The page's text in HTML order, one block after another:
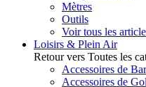
Mètres
Outils
Voir tous les
Loisirs & Plein Air
Retour vers Toutes les
Accessoires de
Accessoires de